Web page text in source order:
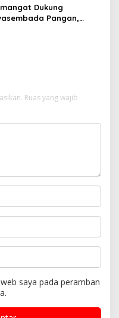
Dukung
Pangan,
Ruas yang wajib
saya pada peramban